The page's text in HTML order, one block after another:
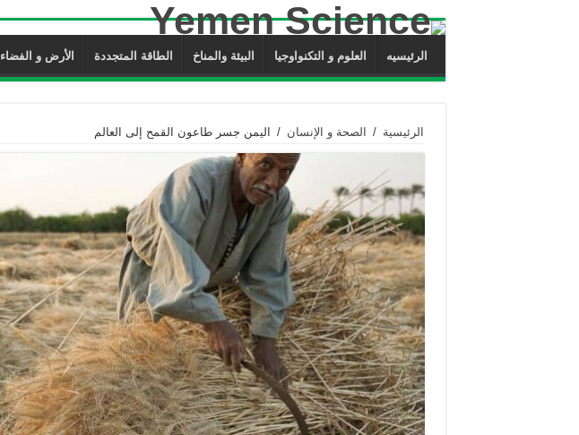
الرئيسيه العلوم و التكنواوجيا البيئة والمناخ الطاقة المتجددة الأرض و الفضاء
الرئيسية / الصحة و الإنسان / اليمن جسر طاعون القمح إلى العالم